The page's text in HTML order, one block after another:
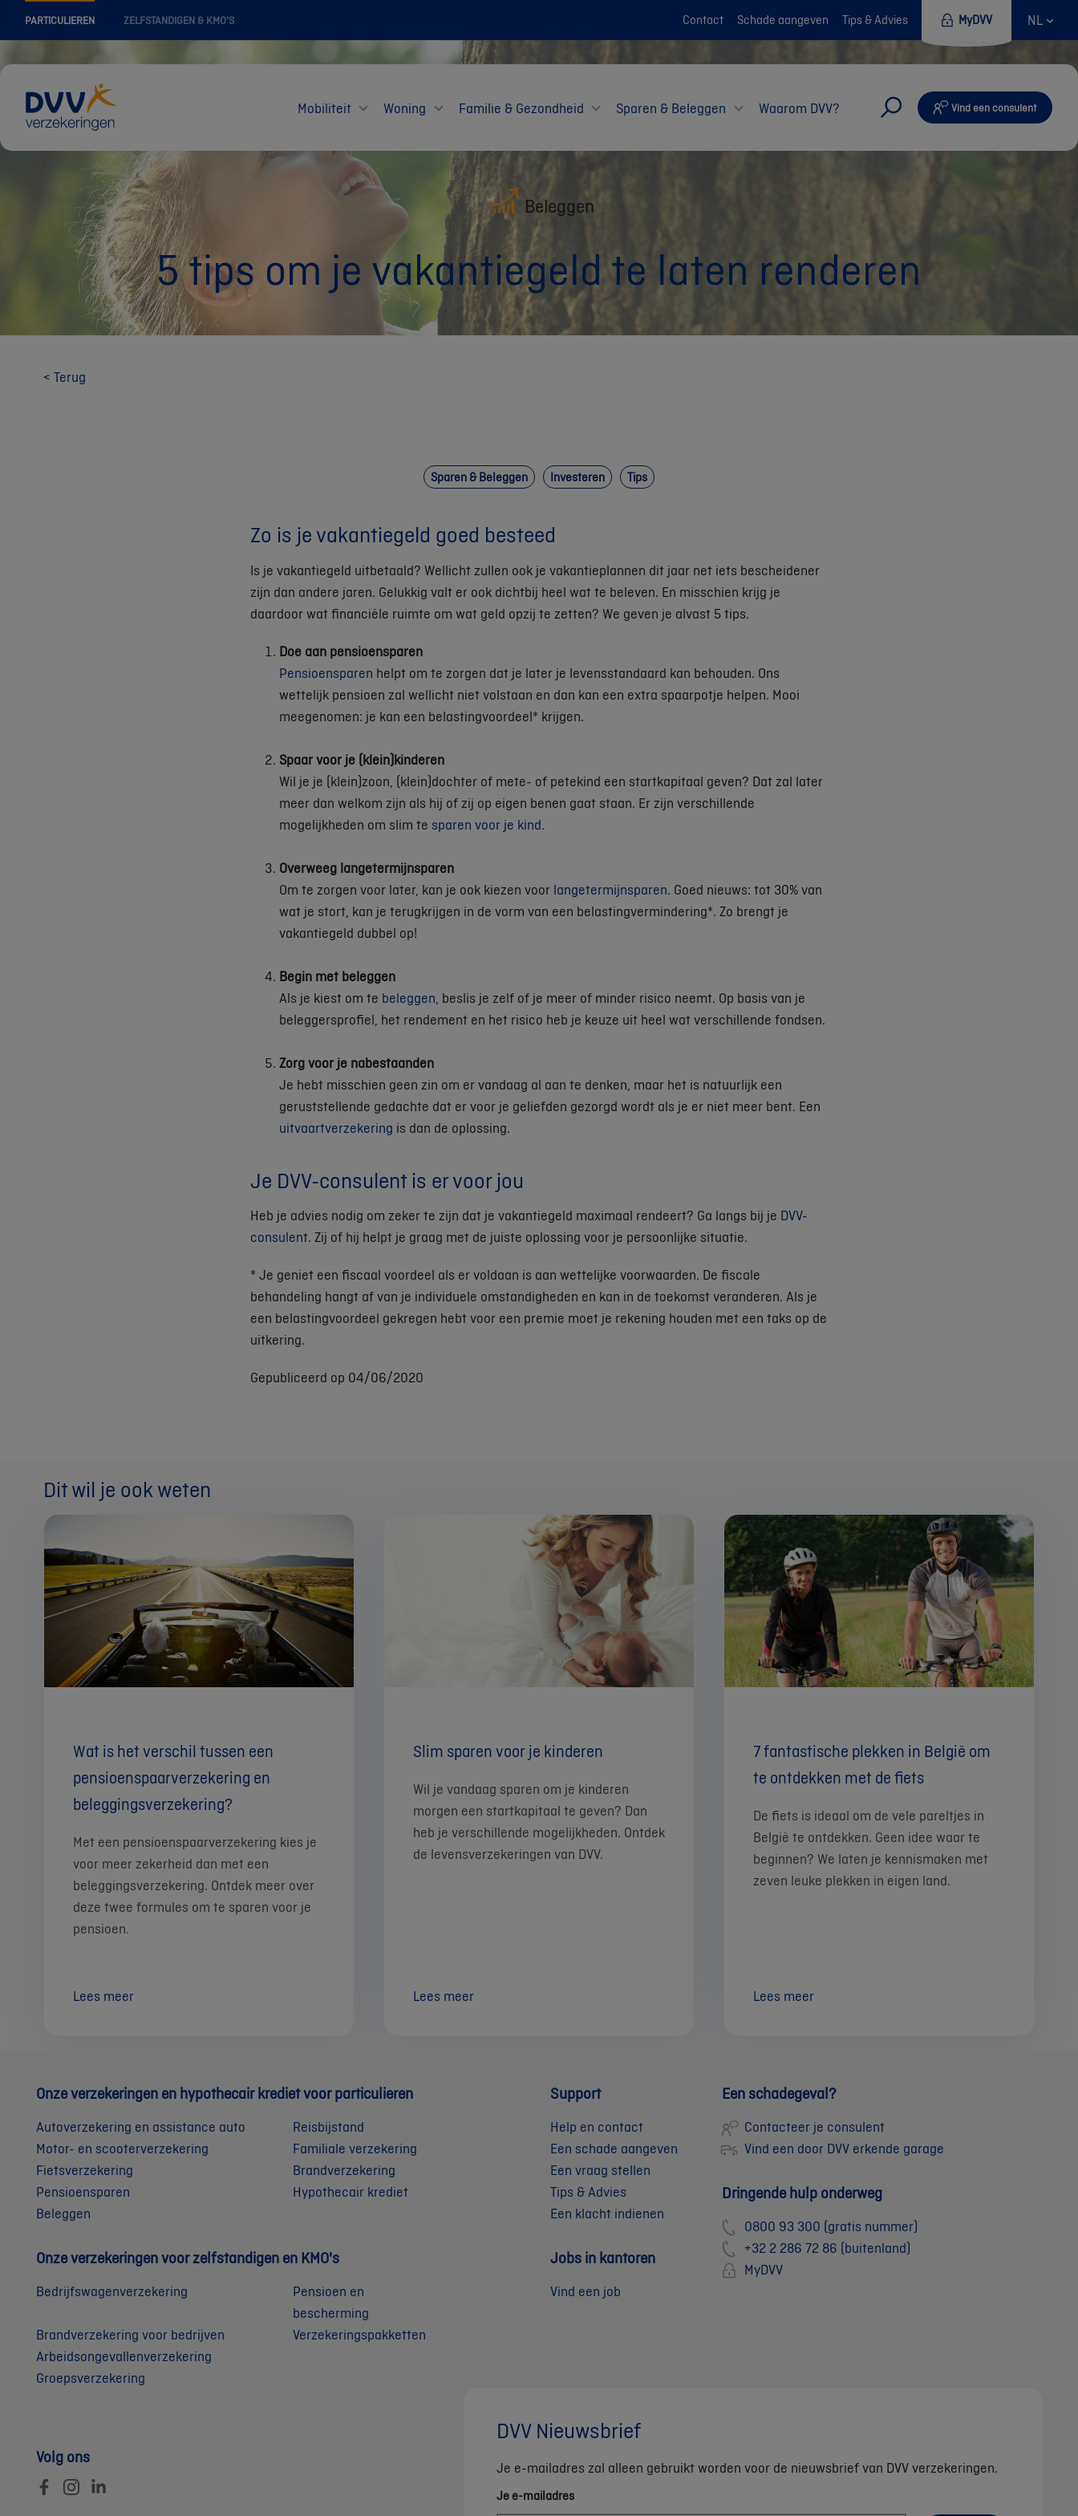
PARTICULIEREN ZELFSTANDIGEN & KMO'S Contact Schade aangeven Tips & Advies MyDVV NL
Mobiliteit Woning Familie & Gezondheid Sparen & Beleggen Waarom DVV? Vind een consulent
Beleggen
5 tips om je vakantiegeld te laten renderen
< Terug
Sparen & Beleggen Investeren Tips
Zo is je vakantiegeld goed besteed
Is je vakantiegeld uitbetaald? Wellicht zullen ook je vakantieplannen dit jaar net iets bescheidener
zijn dan andere jaren. Gelukkig valt er ook dichtbij heel wat te beleven. En misschien krijg je
daardoor wat financiële ruimte om wat geld opzij te zetten? We geven je alvast 5 tips.
Doe aan pensioensparen
Pensioensparen helpt om te zorgen dat je later je levensstandaard kan behouden. Ons
wettelijk pensioen zal wellicht niet volstaan en dan kan een extra spaarpotje helpen. Mooi
meegenomen: je kan een belastingvoordeel* krijgen.
Spaar voor je (klein)kinderen
Wil je je (klein)zoon, (klein)dochter of mete- of petekind een startkapitaal geven? Dat zal later
meer dan welkom zijn als hij of zij op eigen benen gaat staan. Er zijn verschillende
mogelijkheden om slim te sparen voor je kind.
Overweeg langetermijnsparen
Om te zorgen voor later, kan je ook kiezen voor langetermijnsparen. Goed nieuws: tot 30% van
wat je stort, kan je terugkrijgen in de vorm van een belastingvermindering*. Zo brengt je
vakantiegeld dubbel op!
Begin met beleggen
Als je kiest om te beleggen , beslis je zelf of je meer of minder risico neemt. Op basis van je
beleggersprofiel, het rendement en het risico heb je keuze uit heel wat verschillende fondsen.
Zorg voor je nabestaanden
Je hebt misschien geen zin om er vandaag al aan te denken, maar het is natuurlijk een
geruststellende gedachte dat er voor je geliefden gezorgd wordt als je er niet meer bent. Een
uitvaartverzekering is dan de oplossing.
Je DVV-consulent is er voor jou
Heb je advies nodig om zeker te zijn dat je vakantiegeld maximaal rendeert? Ga langs bij je DVV-
consulent. Zij of hij helpt je graag met de juiste oplossing voor je persoonlijke situatie.
* Je geniet een fiscaal voordeel als er voldaan is aan wettelijke voorwaarden. De fiscale
behandeling hangt af van je individuele omstandigheden en kan in de toekomst veranderen. Als je
een belastingvoordeel gekregen hebt voor een premie moet je rekening houden met een taks op de
uitkering.
Gepubliceerd op 04/06/2020
Dit wil je ook weten
Wat is het verschil tussen een
pensioenspaarverzekering en
beleggingsverzekering?
Met een pensioenspaarverzekering kies je
voor meer zekerheid dan met een
beleggingsverzekering. Ontdek meer over
deze twee formules om te sparen voor je
pensioen.
Lees meer
Slim sparen voor je kinderen
Wil je vandaag sparen om je kinderen
morgen een startkapitaal te geven? Dan
heb je verschillende mogelijkheden. Ontdek
de levensverzekeringen van DVV.
Lees meer
7 fantastische plekken in België om
te ontdekken met de fiets
De fiets is ideaal om de vele pareltjes in
België te ontdekken. Geen idee waar te
beginnen? We laten je kennismaken met
zeven leuke plekken in eigen land.
Lees meer
Onze verzekeringen en hypothecair krediet voor particulieren
Autoverzekering en assistance auto
Reisbijstand
Motor- en scooterverzekering
Familiale verzekering
Fietsverzekering
Brandverzekering
Pensioensparen
Hypothecair krediet
Beleggen
Onze verzekeringen voor zelfstandigen en KMO's
Bedrijfswagenverzekering
Pensioen en
bescherming
Brandverzekering voor bedrijven
Verzekeringspakketten
Arbeidsongevallenverzekering
Groepsverzekering
Support
Help en contact
Een schade aangeven
Een vraag stellen
Tips & Advies
Een klacht indienen
Jobs in kantoren
Vind een job
Een schadegeval?
Contacteer je consulent
Vind een door DVV erkende garage
Dringende hulp onderweg
0800 93 300 (gratis nummer)
+32 2 286 72 86 (buitenland)
MyDVV
Volg ons
DVV Nieuwsbrief
Je e-mailadres zal alleen gebruikt worden voor de nieuwsbrief van DVV verzekeringen.
Je e-mailadres